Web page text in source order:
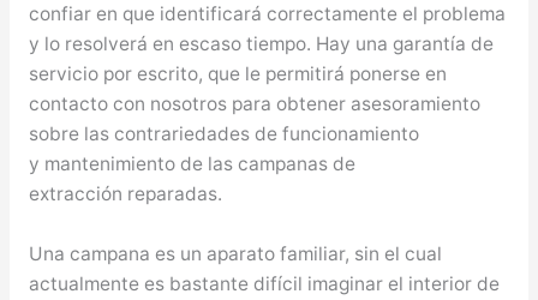
confiar en que identificará correctamente el problema
y lo resolverá en escaso tiempo. Hay una garantía de
servicio por escrito, que le permitirá ponerse en
contacto con nosotros para obtener asesoramiento
sobre las contrariedades de funcionamiento
y mantenimiento de las campanas de
extracción reparadas.
Una campana es un aparato familiar, sin el cual
actualmente es bastante difícil imaginar el interior de